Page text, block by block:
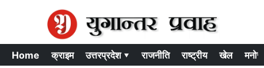
Home क्राइम उत्तरप्रदेश ▾ राजनीति राष्ट्रीय खेल